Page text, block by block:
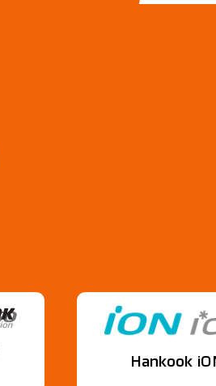
Hankook